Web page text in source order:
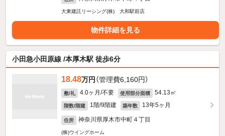
大東建託リーシング(株) 大和駅前店
物件詳細を見る
小田急小田原線 /本厚木駅 徒歩6分
18.48万円 （管理費6,160円）
敷/礼 4.0ヶ月/不要 使用部分面積 54.13㎡
階数/階建 1階/9階建 築年数 13年5ヶ月
住所 神奈川県厚木市中町４丁目
(株)ウイングホーム